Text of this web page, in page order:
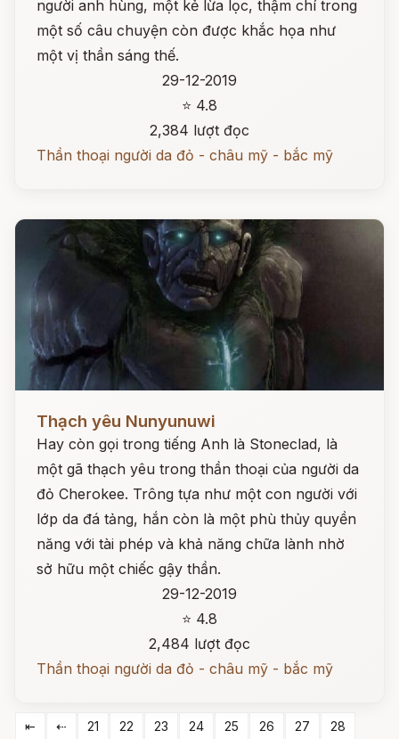
người anh hùng, một kẻ lừa lọc, thậm chí trong
một số câu chuyện còn được khắc họa như
một vị thần sáng thế.
29-12-2019
⭐ 4.8
2,384 lượt đọc
Thần thoại người da đỏ - châu mỹ - bắc mỹ
Thạch yêu Nunyunuwi
Hay còn gọi trong tiếng Anh là Stoneclad, là
một gã thạch yêu trong thần thoại của người da
đỏ Cherokee. Trông tựa như một con người với
lớp da đá tảng, hắn còn là một phù thủy quyền
năng với tài phép và khả năng chữa lành nhờ
sở hữu một chiếc gậy thần.
29-12-2019
⭐ 4.8
2,484 lượt đọc
Thần thoại người da đỏ - châu mỹ - bắc mỹ
⇤ ⇠ 21 22 23 24 25 26 27
28